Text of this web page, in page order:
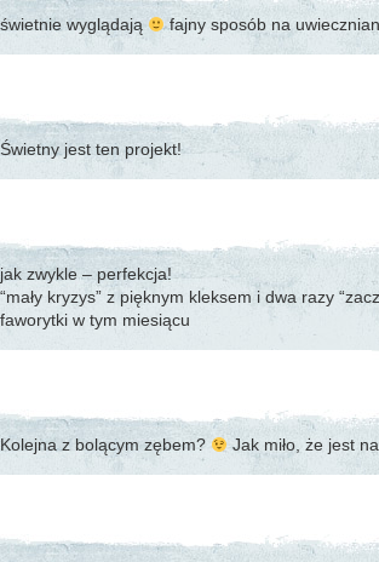
świetnie wyglądają fajny sposób na
Świetny jest ten projekt!
jak zwykle – perfekcja!
“mały kryzys” z pięknym kleksem i dwa razy
faworytki w tym miesiącu
Kolejna z bolącym zębem? Jak miło, że jest